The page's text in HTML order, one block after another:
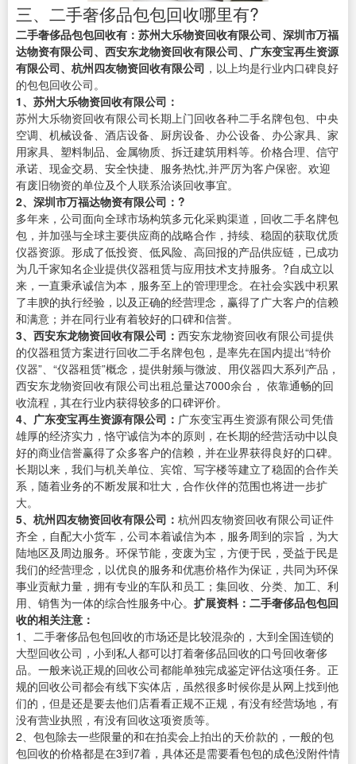
三、二手奢侈品包包回收哪里有?
二手奢侈品包包回收有：苏州大乐物资回收有限公司、深圳市万福
达物资有限公司、西安东龙物资回收有限公司、广东变宝再生资源
有限公司、杭州四友物资回收有限公司 ，以上均是行业内口碑良好
的包包回收公司。
1、苏州大乐物资回收有限公司：
苏州大乐物资回收有限公司长期上门回收各种二手名牌包包、中央
空调、机械设备、酒店设备、厨房设备、办公设备、办公家具、家
用家具、塑料制品、金属物质、拆迁建筑用料等。价格合理、信守
承诺、现金交易、安全快捷、服务热忱,并严厉为客户保密。欢迎
有废旧物资的单位及个人联系洽谈回收事宜。
2、深圳市万福达物资有限公司：?
多年来，公司面向全球市场构筑多元化采购渠道，回收二手名牌包
包，并加强与全球主要供应商的战略合作，持续、稳固的获取优质
仪器资源。形成了低投资、低风险、高回报的产品供应链，已成功
为几千家知名企业提供仪器租赁与应用技术支持服务。?自成立以
来，一直秉承诚信为本，服务至上的管理理念。在社会实践中积累
了丰腴的执行经验，以及正确的经营理念，赢得了广大客户的信赖
和满意；并在同行业有着较好的口碑和信誉。
3、西安东龙物资回收有限公司： 西安东龙物资回收有限公司提供
的仪器租赁方案进行回收二手名牌包包，是率先在国内提出“特价
仪器”、“仪器租赁”概念，提供射频与微波、用仪器四大系列产品，
西安东龙物资回收有限公司出租总量达7000余台， 依靠通畅的回
收流程，其在行业内获得较多的口碑评价。
4、广东变宝再生资源有限公司： 广东变宝再生资源有限公司凭借
雄厚的经济实力，恪守诚信为本的原则，在长期的经营活动中以良
好的商业信誉赢得了众多客户的信赖，并在业界获得良好的口碑。
长期以来，我们与机关单位、宾馆、写字楼等建立了稳固的合作关
系，随着业务的不断发展和壮大，合作伙伴的范围也将进一步扩
大。
5、杭州四友物资回收有限公司： 杭州四友物资回收有限公司证件
齐全，自配大小货车，公司本着诚信为本，服务周到的宗旨，为大
陆地区及周边服务。环保节能，变废为宝，方便于民，受益于民是
我们的经营理念，以优良的服务和优惠价格作为保证，共同为环保
事业贡献力量，拥有专业的车队和员工；集回收、分类、加工、利
用、销售为一体的综合性服务中心。 扩展资料： 二手奢侈品包包回
收的相关注意：
1、二手奢侈品包包回收的市场还是比较混杂的，大到全国连锁的
大型回收公司，小到私人都可以打着奢侈品回收的口号回收奢侈
品。一般来说正规的回收公司都能单独完成鉴定评估这项任务。正
规的回收公司都会有线下实体店，虽然很多时候你是从网上找到他
们的，但是还是要去他们店看看正规不正规，有没有经营场地，有
没有营业执照，有没有回收这项资质等。
2、包包除去一些限量的和在拍卖会上拍出的天价款的，一般的包
包回收的价格都是在3到7着，具体还是需要看包包的成色没附件情